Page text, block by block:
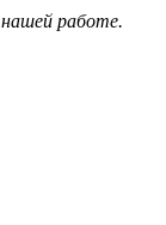
работе.